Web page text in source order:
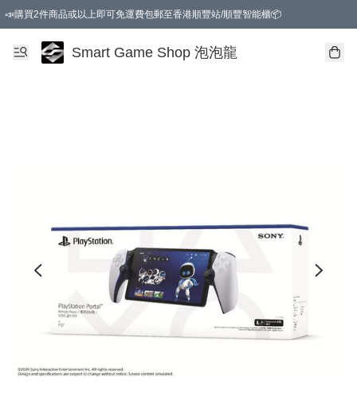
📣購買2件商品或以上即可免運費包郵至香港順豐站/順豐智能櫃📦
Smart Game Shop 泡泡龍